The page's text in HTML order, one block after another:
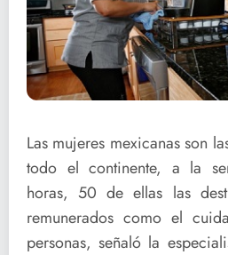
Las mujeres mexicanas son
todo el continente, a la
horas, 50 de ellas las
remunerados como el
personas, señaló la